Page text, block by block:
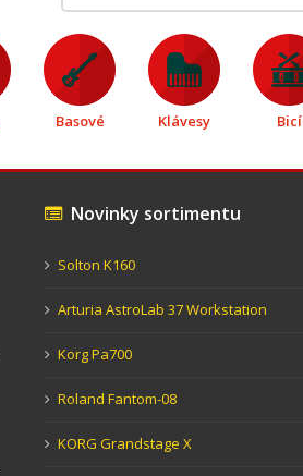
Basové Klávesy Bicí
Novinky sortimentu
Solton K160
Arturia AstroLab 37 Workstation
Korg Pa700
Roland Fantom-08
KORG Grandstage X